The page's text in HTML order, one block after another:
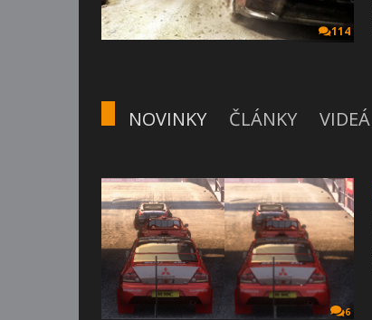
114
NOVINKY ČLÁNKY VIDEÁ
6